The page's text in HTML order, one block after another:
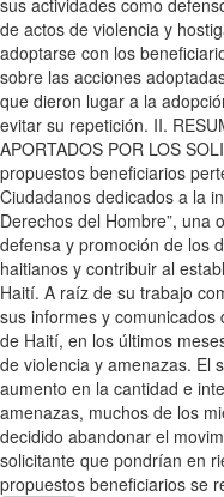
sus actividades como
de actos de violencia y
adoptarse con los
sobre las acciones
que dieron lugar a la
evitar su repetición. II.
APORTADOS POR LOS
propuestos beneficiarios
Ciudadanos dedicados a la
Derechos del Hombre”, una
defensa y promoción de los
haitianos y contribuir al
Haití. A raíz de su trabajo
sus informes y
de Haití, en los últimos
de violencia y amenazas. El
aumento en la cantidad e
amenazas, muchos de los
decidido abandonar el
solicitante que pondrían en
propuestos beneficiarios se